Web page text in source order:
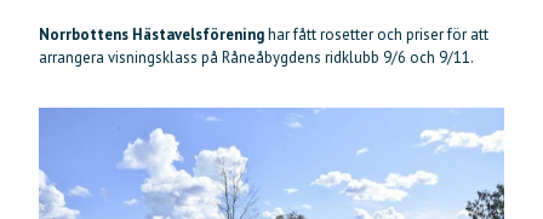
Norrbottens Hästavelsföreninghar fått rosetter och priser för att
arrangera visningsklass på Råneåbygdens ridklubb 9/6 och 9/11.